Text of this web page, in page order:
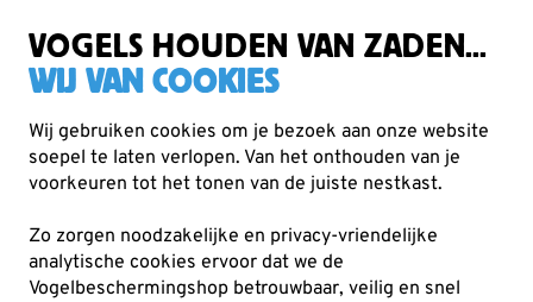
VOGELS HOUDEN VAN ZADEN...
WIJ VAN COOKIES
Wij gebruiken cookies om je bezoek aan onze website
soepel te laten verlopen. Van het onthouden van je
voorkeuren tot het tonen van de juiste nestkast.
Zo zorgen noodzakelijke en privacy-vriendelijke
analytische cookies ervoor dat we de
Vogelbeschermingshop betrouwbaar, veilig en snel
Planten Top 10 planten